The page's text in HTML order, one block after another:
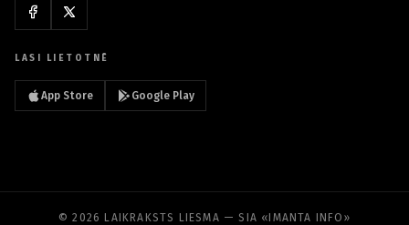
LASI LIETOTNĒ
App Store Google Play
© 2026 LAIKRAKSTS LIESMA — SIA «IMANTA INFO»